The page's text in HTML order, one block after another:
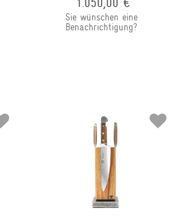
1.050,00 €
Sie wünschen eine
Benachrichtigung?